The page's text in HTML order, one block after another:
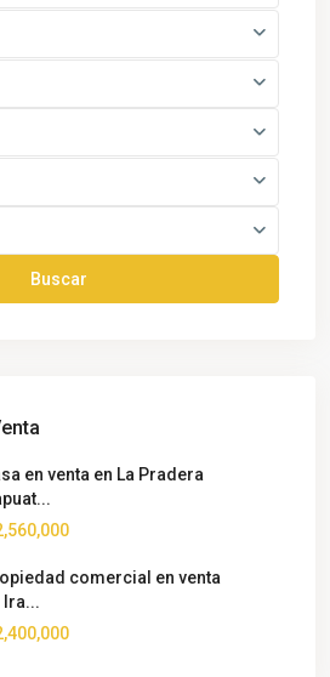
Buscar
en venta en La Pradera
comercial en venta
Ira...